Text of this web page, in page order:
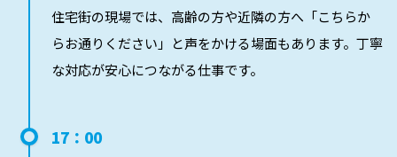
住宅街の現場では、高齢の方や近隣の方へ「こちらか
らお通りください」と声をかける場面もあります。丁寧
な対応が安心につながる仕事です。
17：00